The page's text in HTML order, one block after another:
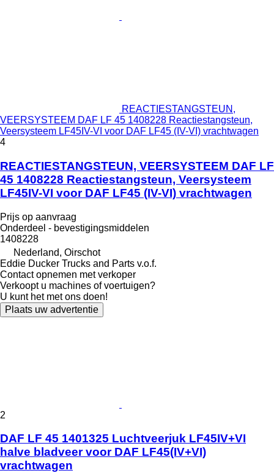
REACTIESTANGSTEUN,
VEERSYSTEEM DAF LF 45 1408228 Reactiestangsteun,
Veersysteem LF45IV-VI voor DAF LF45 (IV-VI) vrachtwagen
4
REACTIESTANGSTEUN, VEERSYSTEEM DAF LF
45 1408228 Reactiestangsteun, Veersysteem
LF45IV-VI voor DAF LF45 (IV-VI) vrachtwagen
Prijs op aanvraag
Onderdeel - bevestigingsmiddelen
1408228
Nederland, Oirschot
Eddie Ducker Trucks and Parts v.o.f.
Contact opnemen met verkoper
Verkoopt u machines of voertuigen?
U kunt het met ons doen!
Plaats uw advertentie
2
DAF LF 45 1401325 Luchtveerjuk LF45IV+VI
halve bladveer voor DAF LF45(IV+VI)
vrachtwagen